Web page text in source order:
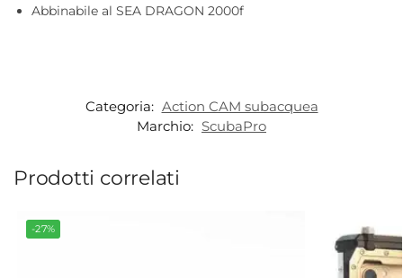
Abbinabile al SEA DRAGON 2000f
Categoria: Action CAM subacquea
Marchio: ScubaPro
Prodotti correlati
-27%